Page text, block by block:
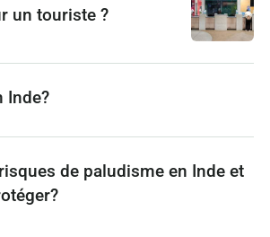
un touriste ?
Inde?
de paludisme en Inde et